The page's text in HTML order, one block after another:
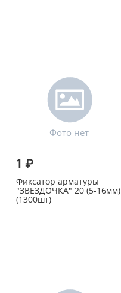
1 ₽
Фиксатор арматуры
"ЗВЕЗДОЧКА" 20 (5-16мм)
(1300шт)